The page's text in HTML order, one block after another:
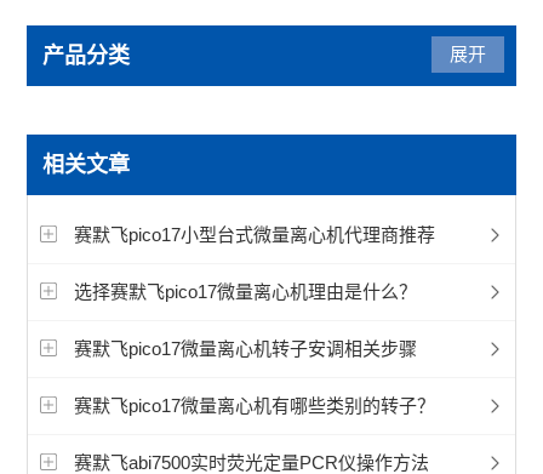
产品分类
默克密理博Millicell-IQ纯水净化系统
赛默飞程控降温仪冷冻机
艾本德5702离心机
艾本德5430微量离心机
艾本德5810微量离心机
展开
相关文章
赛默飞pico17小型台式微量离心机代理商推荐
选择赛默飞pico17微量离心机理由是什么？
赛默飞pico17微量离心机转子安调相关步骤
赛默飞pico17微量离心机有哪些类别的转子？
赛默飞abi7500实时荧光定量PCR仪操作方法